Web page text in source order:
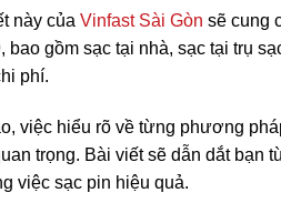
này của Vinfast Sài Gòn sẽ cung
gồm sạc tại nhà, sạc tại trụ
phí.
việc hiểu rõ về từng phương
trọng. Bài viết sẽ dẫn dắt
việc sạc pin hiệu quả.